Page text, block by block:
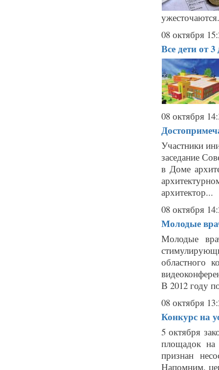
08 октября
Все дети от
08 октября
Участники
заседание
в Доме
архитектор...
08 октября
Молодые
Молодые
областного
В 2012 году
08 октября
Конкурс на
5 октября
площадок
признан
Напомним,